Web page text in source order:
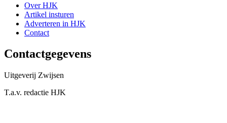
Over HJK
Artikel insturen
Adverteren in HJK
Contact
Contactgegevens
Uitgeverij Zwijsen
T.a.v. redactie HJK